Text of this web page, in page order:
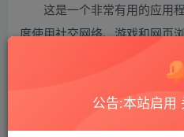
这是一个非常有用的应用
度使用社交网络、游戏和网页
备的瘾。森林：保持专注 完
树木的土地。通过遵循程序的
少和管理工作，您的土地上将
森林的所有者。如果您使用手
公告:本站启用